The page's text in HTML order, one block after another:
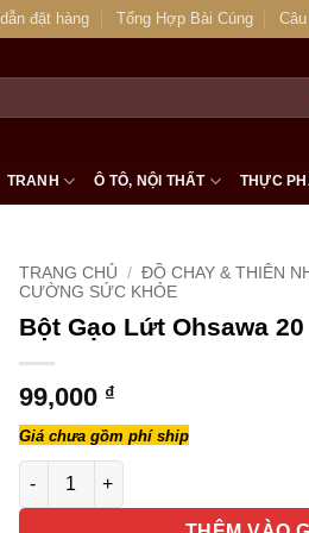
đặt hàng Tổng Hợp Bài Cúng
TRANH Ô TÔ, NỘI THẤT THỰC
TRANG CHỦ / ĐỒ CHAY & THIÊN
CƯỜNG SỨC KHỎE
Bột Gạo Lứt Ohsawa
99,000 ₫
Giá chưa gồm phí ship
Bột Gạo Lứt Ohsawa 20 Loại Hạt,